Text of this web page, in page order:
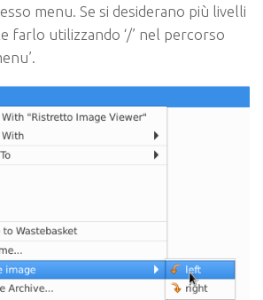
menu. Se si desiderano più livelli
farlo utilizzando ‘/’ nel percorso